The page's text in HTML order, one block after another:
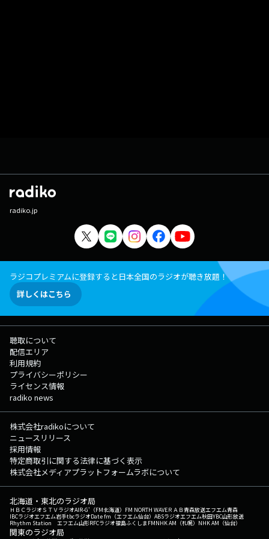
radiko.jp
ラジコプレミアムに登録すると日本全国のラジオが聴き放題！
詳しくはこちら
聴取について
配信エリア
利用規約
プライバシーポリシー
ライセンス情報
radiko news
株式会社radikoについて
ニュースリリース
採用情報
特定商取引に関する法律に基づく表示
株式会社メディアプラットフォームラボについて
北海道・東北のラジオ局
ＨＢＣラジオＳＴＶラジオAIR-G'（FM北海道） FM NORTH WAVEＲＡＢ青森放送エフエム青森
IBCラジオエフエム岩手tbcラジオDate fm（エフエム仙台） ABSラジオエフエム秋田YBC山形放送
Rhythm Station エフエム山形RFCラジオ福島ふくしまFMNHK AM（札幌） NHK AM（仙台）
関東のラジオ局